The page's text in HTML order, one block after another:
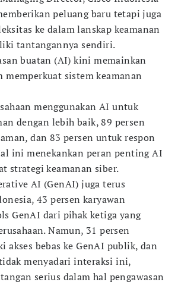
peluang baru tetapi juga
ke dalam lanskap keamanan
tantangannya sendiri.
buatan (AI) kini memainkan
memperkuat sistem keamanan
menggunakan AI untuk
dengan lebih baik, 89 persen
dan 83 persen untuk respon
ini menekankan peran penting AI
strategi keamanan siber.
AI (GenAI) juga terus
43 persen karyawan
GenAI dari pihak ketiga yang
Namun, 31 persen
akses bebas ke GenAI publik, dan
menyadari interaksi ini,
serius dalam hal pengawasan